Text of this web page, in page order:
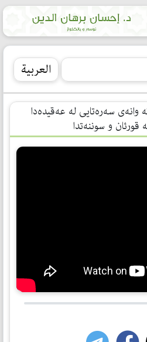
العربیة
/100 کورتە وانەی سەرەتایی لە عەقیدەدا